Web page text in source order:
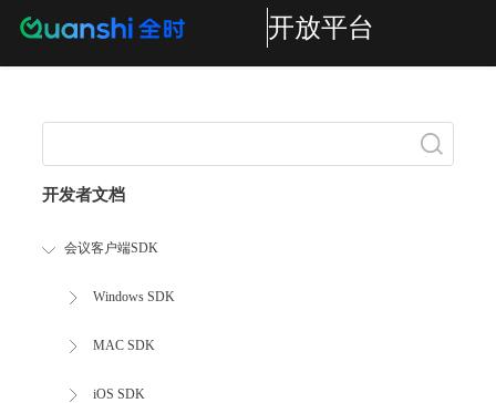
开放平台
开发者文档
会议客户端SDK
Windows SDK
MAC SDK
iOS SDK